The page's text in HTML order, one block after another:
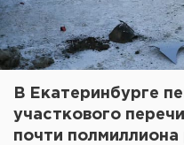
В Екатеринбурге
участкового
почти полмиллиона